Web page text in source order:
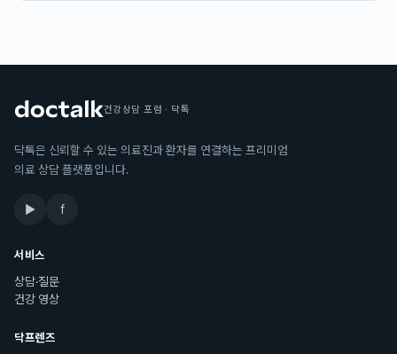
건강상담 포럼 · 닥톡
닥톡은 신뢰할 수 있는 의료진과 환자를 연결하는 프리미엄
의료 상담 플랫폼입니다.
▶ f
서비스
상담·질문
건강 영상
닥프렌즈